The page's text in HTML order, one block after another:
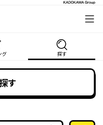
グ 探す
す